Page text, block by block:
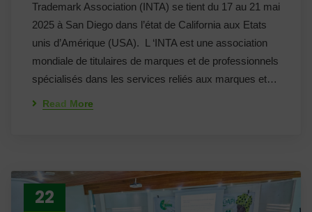
Trademark Association (INTA) se tient du 17 au 21 mai
2025 à San Diego dans l’état de California aux Etats
unis d’Amérique (USA). L ‘INTA est une association
mondiale de titulaires de marques et de professionnels
spécialisés dans les services reliés aux marques et…
Read More
22